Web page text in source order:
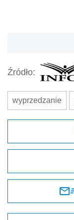
Źródło:
wyprzedzanie